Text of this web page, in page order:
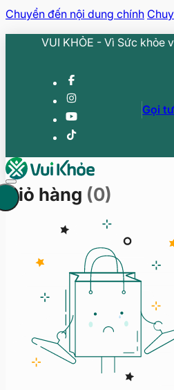
Chuyển đến nội dung chính
VUI KHỎE - Vì Sức khỏe
Gọi
Giỏ hàng (0)